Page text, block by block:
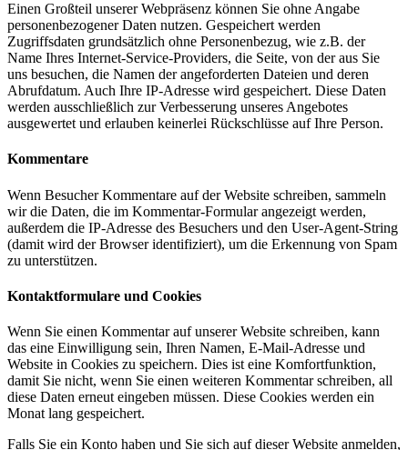
Einen Großteil unserer Webpräsenz können Sie ohne Angabe
personenbezogener Daten nutzen. Gespeichert werden
Zugriffsdaten grundsätzlich ohne Personenbezug, wie z.B. der
Name Ihres Internet-Service-Providers, die Seite, von der aus Sie
uns besuchen, die Namen der angeforderten Dateien und deren
Abrufdatum. Auch Ihre IP-Adresse wird gespeichert. Diese Daten
werden ausschließlich zur Verbesserung unseres Angebotes
ausgewertet und erlauben keinerlei Rückschlüsse auf Ihre Person.
Kommentare
Wenn Besucher Kommentare auf der Website schreiben, sammeln
wir die Daten, die im Kommentar-Formular angezeigt werden,
außerdem die IP-Adresse des Besuchers und den User-Agent-String
(damit wird der Browser identifiziert), um die Erkennung von Spam
zu unterstützen.
Kontaktformulare und Cookies
Wenn Sie einen Kommentar auf unserer Website schreiben, kann
das eine Einwilligung sein, Ihren Namen, E-Mail-Adresse und
Website in Cookies zu speichern. Dies ist eine Komfortfunktion,
damit Sie nicht, wenn Sie einen weiteren Kommentar schreiben, all
diese Daten erneut eingeben müssen. Diese Cookies werden ein
Monat lang gespeichert.
Falls Sie ein Konto haben und Sie sich auf dieser Website anmelden,